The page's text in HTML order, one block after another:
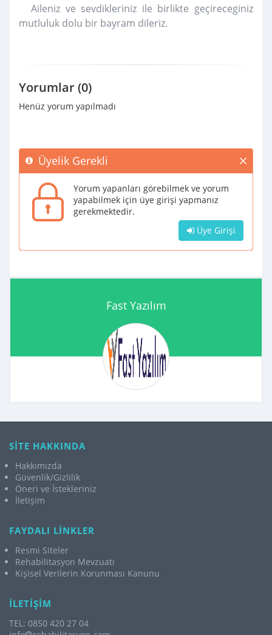
Aileniz ve sevdikleriniz ile birlikte geçireceginiz
mutluluk dolu bir bayram dileriz.
Yorumlar (0)
Henüz yorum yapılmadı
Üyelik Gerekli
Yorum yapanları görebilmek ve yorum
yapabilmek için üye girişi yapmanız
gerekmektedir.
Üye Girişi
Fast Yazılım
SİTE HAKKINDA
Hakkımızda
Güvenlik/Gizlilik
Öneri ve İstekleriniz
İletişim
FAYDALI LİNKLER
Resmi Siteler
Rehabilitasyon Mevzuatı
Kişisel Verilerin Korunması Kanunu
İLETİŞİM
TEL: 0850 420 27 04